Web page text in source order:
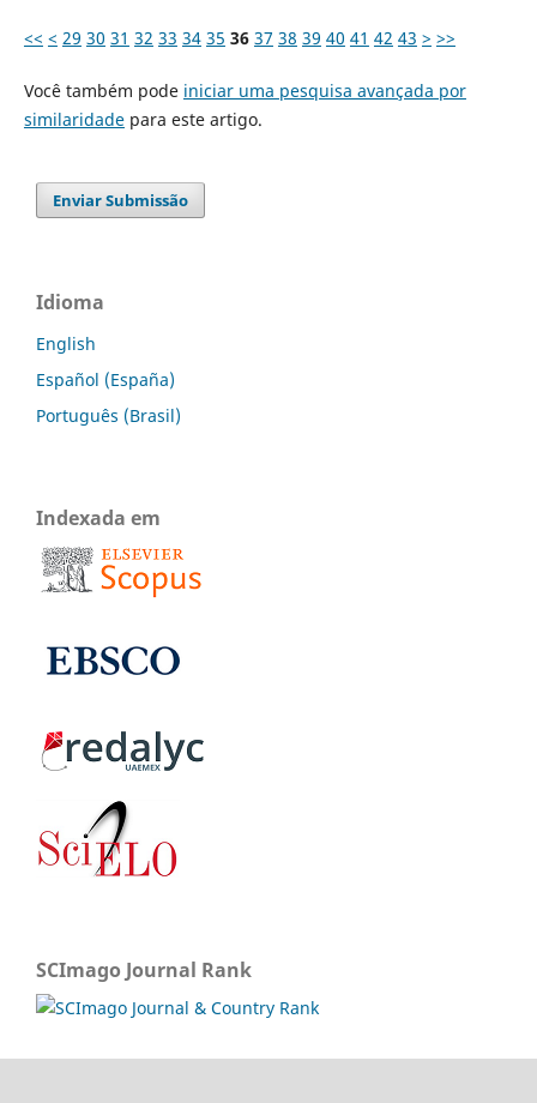
<< < 29 30 31 32 33 34 35 36 37 38 39 40 41 42 43 > >>
Você também pode iniciar uma pesquisa avançada por
similaridadepara este artigo.
Enviar Submissão
Idioma
English
Español (España)
Português (Brasil)
Indexada em
SCImago Journal Rank